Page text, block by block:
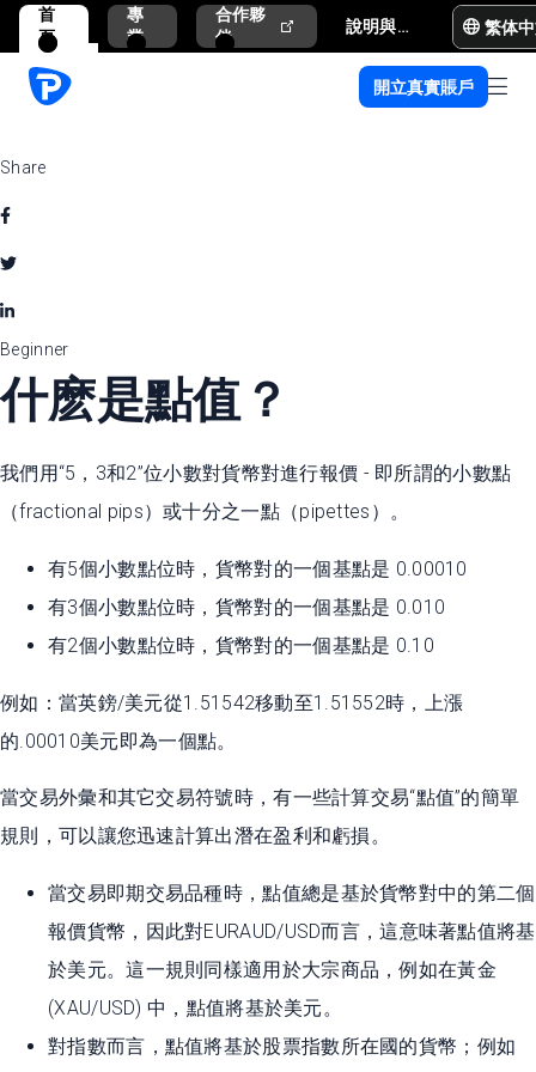
首
頁
專
業
合作夥
伴
說明與支援 繁体
開立真實賬戶
Share
Beginner
什麽是點值？
我們用“5，3和2”位小數對貨幣對進行報價 - 即所謂的小數點
（fractional pips）或十分之一點（pipettes）。
有5個小數點位時，貨幣對的一個基點是 0.00010
有3個小數點位時，貨幣對的一個基點是 0.010
有2個小數點位時，貨幣對的一個基點是 0.10
例如：當英鎊/美元從1.51542移動至1.51552時，上漲
的.00010美元即為一個點。
當交易外彙和其它交易符號時，有一些計算交易“點值”的簡單
規則，可以讓您迅速計算出潛在盈利和虧損。
當交易即期交易品種時，點值總是基於貨幣對中的第二個
報價貨幣，因此對EURAUD/USD而言，這意味著點值將基
於美元。這一規則同樣適用於大宗商品，例如在黃金
(XAU/USD) 中，點值將基於美元。
對指數而言，點值將基於股票指數所在國的貨幣；例如